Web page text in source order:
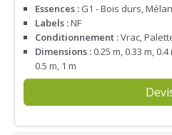
Essences : G1 - Bois durs,
Labels :NF
Conditionnement :Vrac,
Dimensions : 0.25 m, 0.33 m, 0.4
0.5 m, 1 m